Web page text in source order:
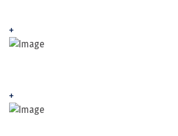
+
+